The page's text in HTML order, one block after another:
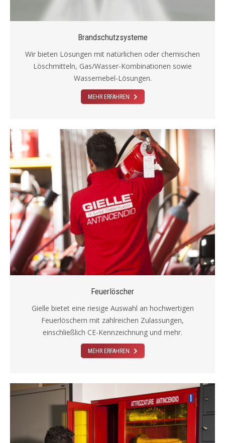
Brandschutzsysteme
Wir bieten Lösungen mit natürlichen oder chemischen
Löschmitteln, Gas/Wasser-Kombinationen sowie
Wassernebel-Lösungen.
MEHR ERFAHREN
Feuerlöscher
Gielle bietet eine riesige Auswahl an hochwertigen
Feuerlöschern mit zahlreichen Zulassungen,
einschließlich CE-Kennzeichnung und mehr.
MEHR ERFAHREN